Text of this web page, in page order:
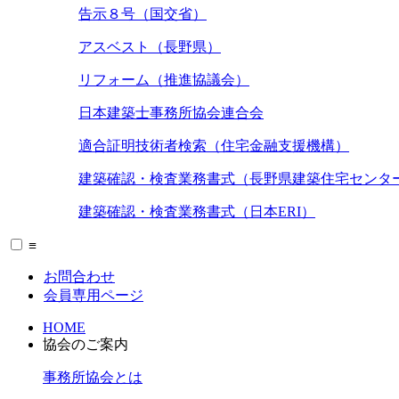
告示８号（国交省）
アスベスト（長野県）
リフォーム（推進協議会）
日本建築士事務所協会連合会
適合証明技術者検索（住宅金融支援機構）
建築確認・検査業務書式（長野県建築住宅センタ
建築確認・検査業務書式（日本ERI）
≡
お問合わせ
会員専用ページ
HOME
協会のご案内
事務所協会とは